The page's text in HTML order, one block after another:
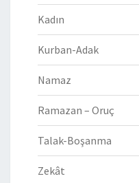
Kadın
Kurban-Adak
Namaz
Ramazan – Oruç
Talak-Boşanma
Zekât